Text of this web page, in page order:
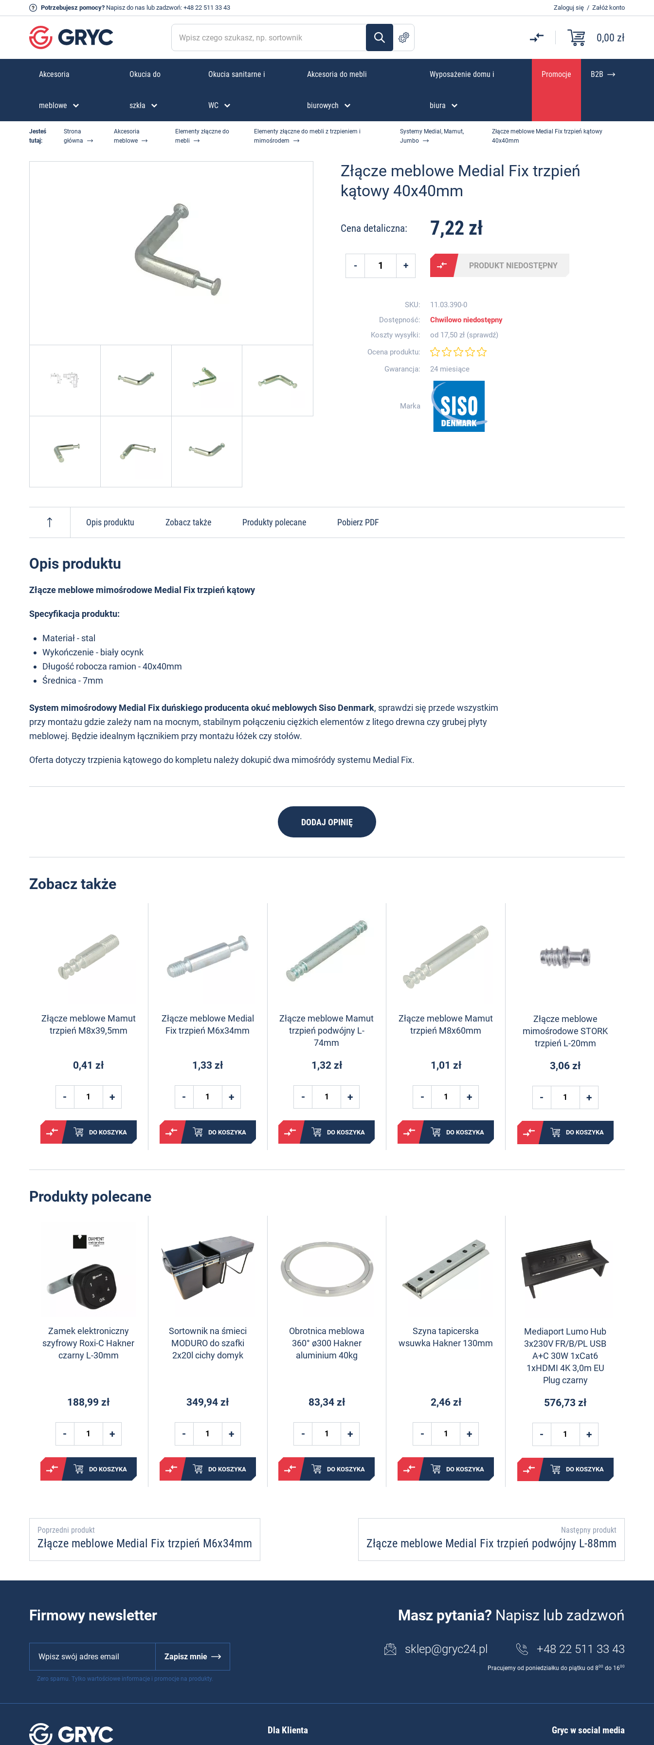
Potrzebujesz pomocy? Napisz do nas lub zadzwoń: +48 22 511 33 43 Zaloguj się / Załóż konto
0,00 zł
Akcesoria
meblowe
Okucia do
szkła
Okucia sanitarne i
WC
Akcesoria do mebli
biurowych
Wyposażenie domu i
biura
Promocje B2B
Jesteś
tutaj:
Strona
główna
Akcesoria
meblowe
Elementy złączne do
mebli
Elementy złączne do mebli z trzpieniem i
mimośrodem
Systemy Medial, Mamut,
Jumbo
Złącze meblowe Medial Fix trzpień kątowy
40x40mm
Złącze meblowe Medial Fix trzpień
kątowy 40x40mm
Cena detaliczna: 7,22 zł
PRODUKT NIEDOSTĘPNY
SKU:
11.03.390-0
Dostępność:
Chwilowo niedostępny
Koszty wysyłki:
od 17,50 zł (sprawdź)
Ocena produktu:
Gwarancja:
24 miesiące
Marka
Opis produktu Zobacz także Produkty polecane Pobierz PDF
Opis produktu
Złącze meblowe mimośrodowe Medial Fix trzpień kątowy
Specyfikacja produktu:
Materiał - stal
Wykończenie - biały ocynk
Długość robocza ramion - 40x40mm
Średnica - 7mm
System mimośrodowy Medial Fix duńskiego producenta okuć meblowych Siso Denmark, sprawdzi się przede wszystkim
przy montażu gdzie zależy nam na mocnym, stabilnym połączeniu ciężkich elementów z litego drewna czy grubej płyty
meblowej. Będzie idealnym łącznikiem przy montażu łóżek czy stołów.
Oferta dotyczy trzpienia kątowego do kompletu należy dokupić dwa mimośródy systemu Medial Fix.
DODAJ OPINIĘ
Zobacz także
Złącze meblowe Mamut
trzpień M8x39,5mm
0,41 zł
DO KOSZYKA
Złącze meblowe Medial
Fix trzpień M6x34mm
1,33 zł
DO KOSZYKA
Złącze meblowe Mamut
trzpień podwójny L-
74mm
1,32 zł
DO KOSZYKA
Złącze meblowe Mamut
trzpień M8x60mm
1,01 zł
DO KOSZYKA
Złącze meblowe
mimośrodowe STORK
trzpień L-20mm
3,06 zł
DO KOSZYKA
Produkty polecane
Zamek elektroniczny
szyfrowy Roxi-C Hakner
czarny L-30mm
188,99 zł
DO KOSZYKA
Sortownik na śmieci
MODURO do szafki
2x20l cichy domyk
349,94 zł
DO KOSZYKA
Obrotnica meblowa
360° ø300 Hakner
aluminium 40kg
83,34 zł
DO KOSZYKA
Szyna tapicerska
wsuwka Hakner 130mm
2,46 zł
DO KOSZYKA
Mediaport Lumo Hub
3x230V FR/B/PL USB
A+C 30W 1xCat6
1xHDMI 4K 3,0m EU
Plug czarny
576,73 zł
DO KOSZYKA
Poprzedni produkt
Złącze meblowe Medial Fix trzpień M6x34mm
Następny produkt
Złącze meblowe Medial Fix trzpień podwójny L-88mm
Masz pytania? Napisz lub zadzwoń
sklep@gryc24.pl +48 22 511 33 43
Pracujemy od poniedziałku do piątku od 800 do 1600
Firmowy newsletter
Zapisz mnie
Zero spamu. Tylko wartościowe informacje i promocje na produkty.
Dla Klienta Gryc w social media